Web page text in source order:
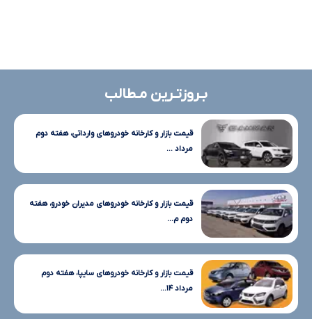
بـروزتـرین مـطالب
قیمت بازار و کارخانه خودروهای وارداتی، هفته دوم
مرداد ...
قیمت بازار و کارخانه خودروهای مدیران خودرو، هفته
دوم م...
قیمت بازار و کارخانه خودروهای سایپا، هفته دوم
مرداد ۱۴...